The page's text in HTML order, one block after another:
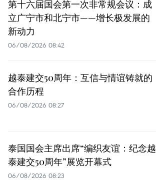
第十六届国会第一次非常规会议：成
立广宁市和北宁市——增长极发展的
新动力
06/08/2026 08:42
越泰建交50周年：互信与情谊铸就的
合作历程
06/08/2026 08:27
泰国国会主席出席“编织友谊：纪念越
泰建交50周年”展览开幕式
06/08/2026 08:23